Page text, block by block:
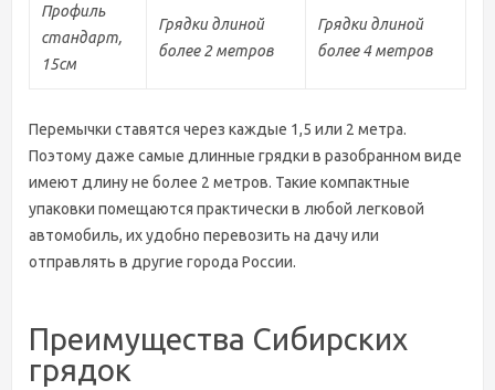
Профиль
стандарт,
15см
Грядки длиной
более 2 метров
Грядки длиной
более 4 метров
Перемычки ставятся через каждые 1,5 или 2 метра.
Поэтому даже самые длинные грядки в разобранном виде
имеют длину не более 2 метров. Такие компактные
упаковки помещаются практически в любой легковой
автомобиль, их удобно перевозить на дачу или
отправлять в другие города России.
Преимущества Сибирских
грядок